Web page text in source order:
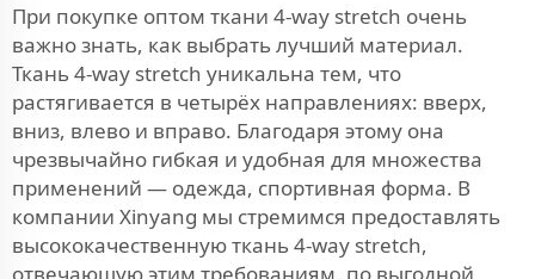
При покупке оптом ткани 4-way stretch очень
важно знать, как выбрать лучший материал.
Ткань 4-way stretch уникальна тем, что
растягивается в четырёх направлениях: вверх,
вниз, влево и вправо. Благодаря этому она
чрезвычайно гибкая и удобная для множества
применений — одежда, спортивная форма. В
компании Xinyang мы стремимся предоставлять
высококачественную ткань 4-way stretch,